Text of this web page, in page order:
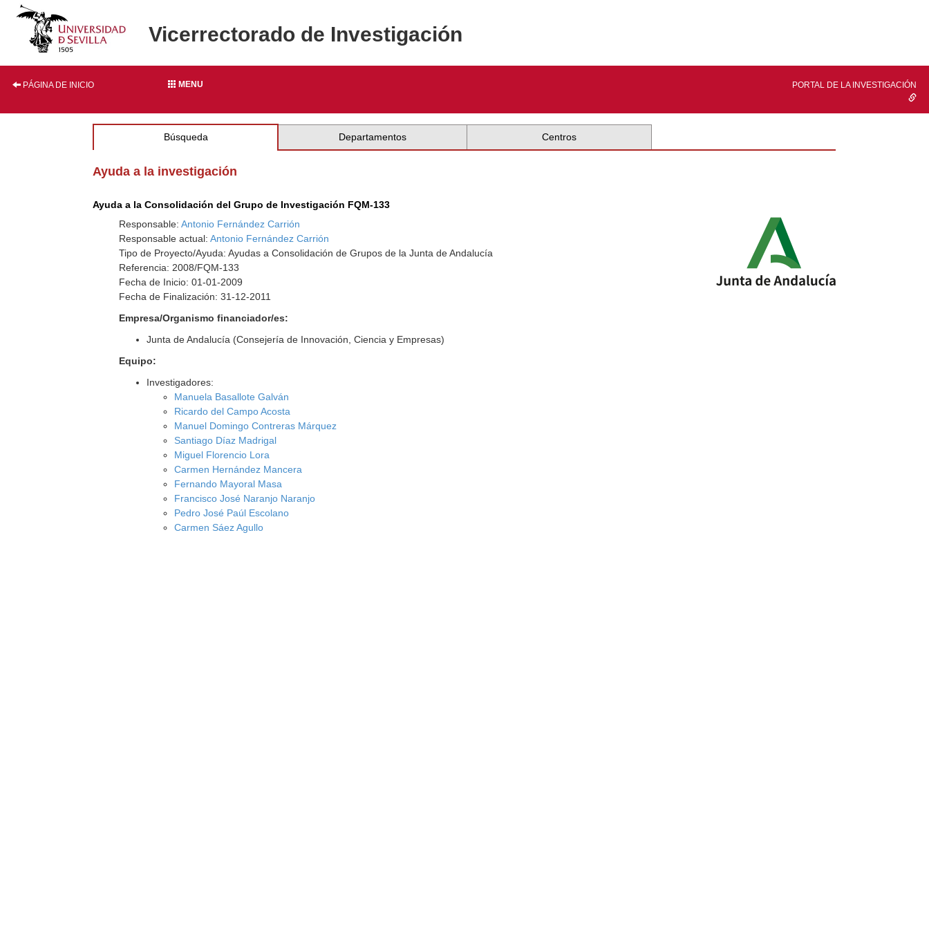
Vicerrectorado de Investigación
PÁGINA DE INICIO MENU PORTAL DE LA INVESTIGACIÓN
Búsqueda Departamentos Centros
Ayuda a la investigación
Ayuda a la Consolidación del Grupo de Investigación FQM-133
Responsable:Antonio Fernández Carrión
Responsable actual:Antonio Fernández Carrión
Tipo de Proyecto/Ayuda: Ayudas a Consolidación de Grupos de la Junta de Andalucía
Referencia: 2008/FQM-133
Fecha de Inicio: 01-01-2009
Fecha de Finalización: 31-12-2011
Empresa/Organismo financiador/es:
Junta de Andalucía (Consejería de Innovación, Ciencia y Empresas)
Equipo:
Investigadores:
Manuela Basallote Galván
Ricardo del Campo Acosta
Manuel Domingo Contreras Márquez
Santiago Díaz Madrigal
Miguel Florencio Lora
Carmen Hernández Mancera
Fernando Mayoral Masa
Francisco José Naranjo Naranjo
Pedro José Paúl Escolano
Carmen Sáez Agullo